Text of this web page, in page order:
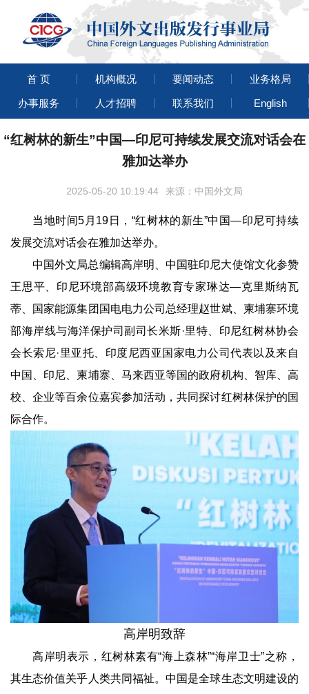
首 页 机构概况 要闻动态 业务格局
办事服务 人才招聘 联系我们 English
“红树林的新生”中国—印尼可持续发展交流对话会在
雅加达举办
2025-05-20 10:19:44 来源：中国外文局
当地时间5月19日，“红树林的新生”中国—印尼可持续
发展交流对话会在雅加达举办。
中国外文局总编辑高岸明、中国驻印尼大使馆文化参赞
王思平、印尼环境部高级环境教育专家琳达—克里斯纳瓦
蒂、国家能源集团国电电力公司总经理赵世斌、柬埔寨环境
部海岸线与海洋保护司副司长米斯·里特、印尼红树林协会
会长索尼·里亚托、印度尼西亚国家电力公司代表以及来自
中国、印尼、柬埔寨、马来西亚等国的政府机构、智库、高
校、企业等百余位嘉宾参加活动，共同探讨红树林保护的国
际合作。
高岸明致辞
高岸明表示，红树林素有“海上森林”“海岸卫士”之称，
其生态价值关乎人类共同福祉。中国是全球生态文明建设的